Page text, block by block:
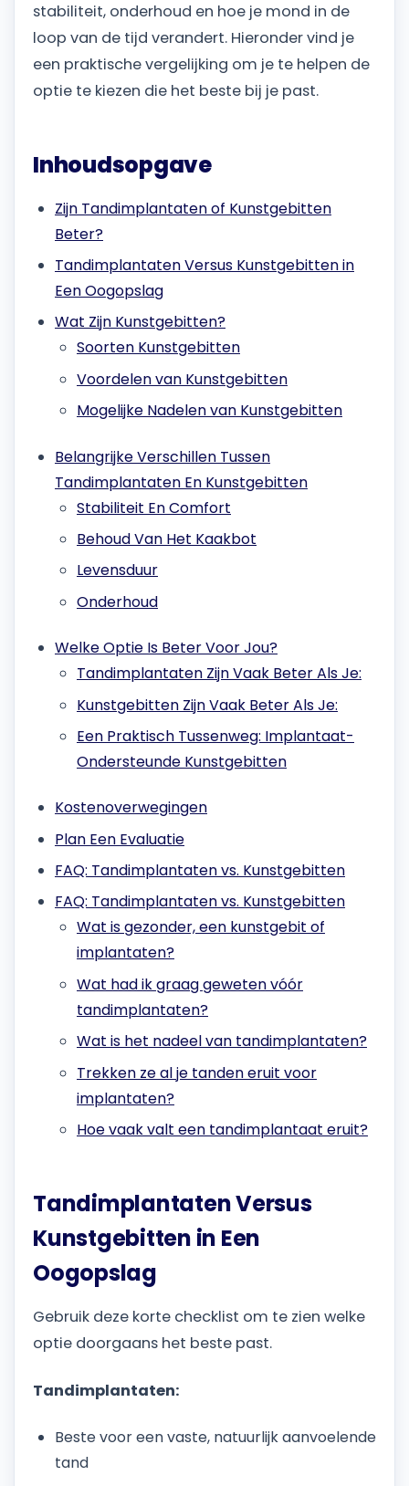
stabiliteit, onderhoud en hoe je mond in de
loop van de tijd verandert. Hieronder vind je
een praktische vergelijking om je te helpen de
optie te kiezen die het beste bij je past.
Inhoudsopgave
Zijn Tandimplantaten of Kunstgebitten
Beter?
Tandimplantaten Versus Kunstgebitten in
Een Oogopslag
Wat Zijn Kunstgebitten?
Soorten Kunstgebitten
Voordelen van Kunstgebitten
Mogelijke Nadelen van Kunstgebitten
Belangrijke Verschillen Tussen
Tandimplantaten En Kunstgebitten
Stabiliteit En Comfort
Behoud Van Het Kaakbot
Levensduur
Onderhoud
Welke Optie Is Beter Voor Jou?
Tandimplantaten Zijn Vaak Beter Als Je:
Kunstgebitten Zijn Vaak Beter Als Je:
Een Praktisch Tussenweg: Implantaat-
Ondersteunde Kunstgebitten
Kostenoverwegingen
Plan Een Evaluatie
FAQ: Tandimplantaten vs. Kunstgebitten
FAQ: Tandimplantaten vs. Kunstgebitten
Wat is gezonder, een kunstgebit of
implantaten?
Wat had ik graag geweten vóór
tandimplantaten?
Wat is het nadeel van tandimplantaten?
Trekken ze al je tanden eruit voor
implantaten?
Hoe vaak valt een tandimplantaat eruit?
Tandimplantaten Versus
Kunstgebitten in Een
Oogopslag
Gebruik deze korte checklist om te zien welke
optie doorgaans het beste past.
Tandimplantaten:
Beste voor een vaste, natuurlijk aanvoelende
tand